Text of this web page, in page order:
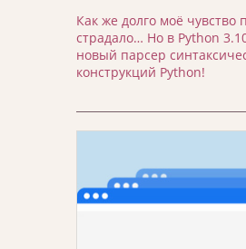
Как же долго моё чувство
страдало… Но в Python
новый парсер
конструкций Python!